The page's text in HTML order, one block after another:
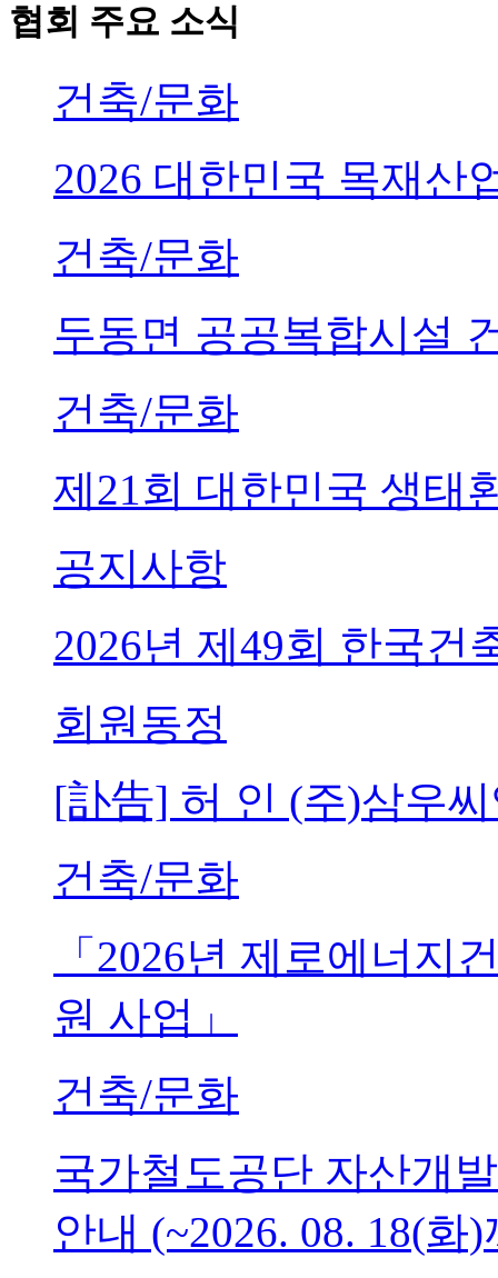
협회 주요 소식
건축/문화
2026 대한민국 목재산
건축/문화
두동면 공공복합시설
건축/문화
제21회 대한민국 생태
공지사항
2026년 제49회 한국건
회원동정
[訃告] 허 인 (주)삼우
건축/문화
「2026년 제로에너지
원 사업」
건축/문화
국가철도공단 자산개
안내 (~2026. 08. 18(화